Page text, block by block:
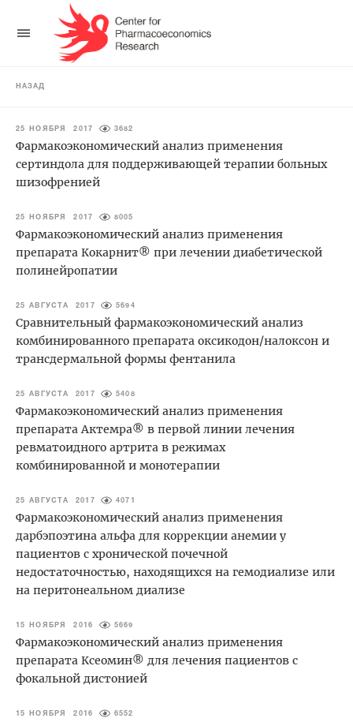
НАЗАД
25 НОЯБРЯ 2017 3682
Фармакоэкономический анализ применения
сертиндола для поддерживающей терапии больных
шизофренией
25 НОЯБРЯ 2017 8005
Фармакоэкономический анализ применения
препарата Кокарнит® при лечении диабетической
полинейропатии
25 АВГУСТА 2017 5694
Сравнительный фармакоэкономический анализ
комбинированного препарата оксикодон/налоксон и
трансдермальной формы фентанила
25 АВГУСТА 2017 5408
Фармакоэкономический анализ применения
препарата Актемра® в первой линии лечения
ревматоидного артрита в режимах
комбинированной и монотерапии
25 АВГУСТА 2017 4071
Фармакоэкономический анализ применения
дарбэпоэтина альфа для коррекции анемии у
пациентов c хронической почечной
недостаточностью, находящихся на гемодиализе или
на перитонеальном диализе
15 НОЯБРЯ 2016 5669
Фармакоэкономический анализ применения
препарата Ксеомин® для лечения пациентов с
фокальной дистонией
15 НОЯБРЯ 2016 6552